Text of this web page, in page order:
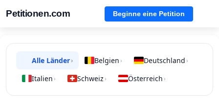
Petitionen.com Beginne eine Petition
Alle Länder› Belgien › Deutschland ›
Italien › Schweiz › Österreich ›